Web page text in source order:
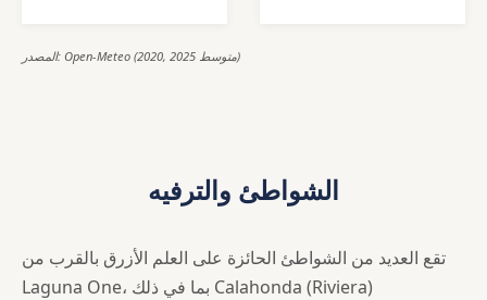
المصدر: Open-Meteo (2020, 2025 متوسط)
الشواطئ والترفيه
تقع العديد من الشواطئ الحائزة على العلم الأزرق بالقرب من
Laguna One، بما في ذلك Calahonda (Riviera)